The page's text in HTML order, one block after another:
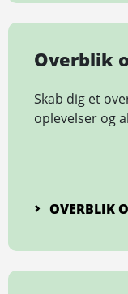
Overblik
Skab dig et
oplevelser og
OVERBLIK